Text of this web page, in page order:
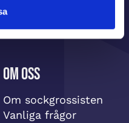
Om oss
Om sockgrossisten
Vanliga frågor